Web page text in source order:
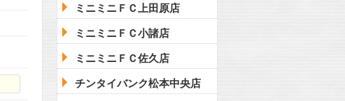
ミニミニＦＣ上田原店
ミニミニＦＣ小諸店
ミニミニＦＣ佐久店
チンタイバンク松本中央店